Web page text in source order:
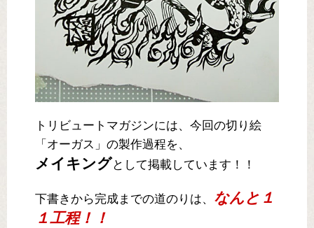
トリビュートマガジンには、今回の切り絵
「オーガス」の製作過程を、
メイキングとして掲載しています！！
下書きから完成までの道のりは、 なんと１
１工程！！